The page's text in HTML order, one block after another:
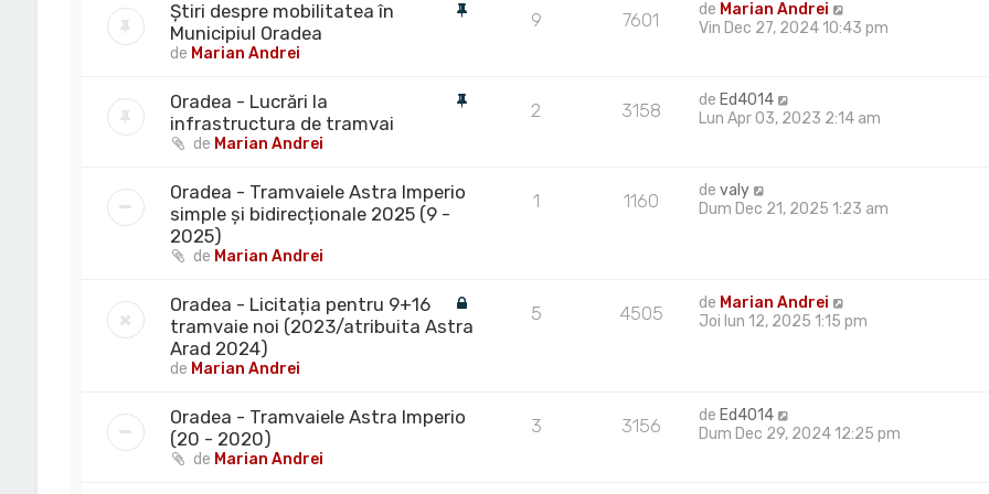
Știri despre mobilitatea în
Municipiul Oradea
de Marian Andrei
9 7601 de Marian Andrei
Vin Dec 27, 2024 10:43 pm
Oradea - Lucrări la
infrastructura de tramvai
de Marian Andrei
2 3158 de Ed4014
Lun Apr 03, 2023 2:14 am
Oradea - Tramvaiele Astra Imperio
simple și bidirecționale 2025 (9 -
2025)
de Marian Andrei
1 1160 devaly
Dum Dec 21, 2025 1:23 am
Oradea - Licitația pentru 9+16
tramvaie noi (2023/atribuita Astra
Arad 2024)
de Marian Andrei
5 4505 de Marian Andrei
Joi Iun 12, 2025 1:15 pm
Oradea - Tramvaiele Astra Imperio
(20 - 2020)
de Marian Andrei
3 3156 de Ed4014
Dum Dec 29, 2024 12:25 pm